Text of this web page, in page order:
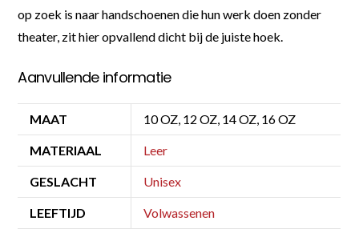
op zoek is naar handschoenen die hun werk doen zonder
theater, zit hier opvallend dicht bij de juiste hoek.
Aanvullende informatie
MAAT 10 OZ, 12 OZ, 14 OZ, 16 OZ
MATERIAAL Leer
GESLACHT Unisex
LEEFTIJD Volwassenen